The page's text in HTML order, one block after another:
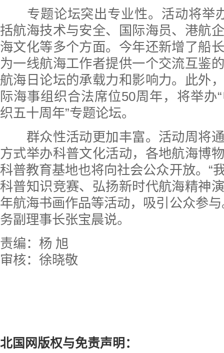
专题论坛突出专业性。活动将举
括航海技术与安全、国际海员、港航
海文化等多个方面。今年还新增了船
为一线航海工作者提供一个交流互鉴
航海日论坛的承载力和影响力。此外
际海事组织合法席位50周年，将举办
织五十周年”专题论坛。
群众性活动更加丰富。活动周将通
方式举办科普文化活动，各地航海博
科普教育基地也将向社会公众开放。“
科普知识竞赛、弘扬新时代航海精神
年航海书画作品等活动，吸引公众参
务副理事长张宝晨说。
责编：杨 旭
审核：徐晓敬
北国网版权与免责声明：